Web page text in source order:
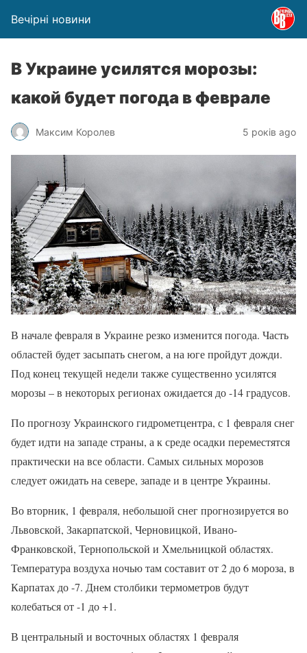
Вечірні новини
В Украине усилятся морозы:
какой будет погода в феврале
Максим Королев 5 років ago
В начале февраля в Украине резко изменится погода. Часть
областей будет засыпать снегом, а на юге пройдут дожди.
Под конец текущей недели также существенно усилятся
морозы – в некоторых регионах ожидается до -14 градусов.
По прогнозу Украинского гидрометцентра, с 1 февраля снег
будет идти на западе страны, а к среде осадки переместятся
практически на все области. Самых сильных морозов
следует ожидать на севере, западе и в центре Украины.
Во вторник, 1 февраля, небольшой снег прогнозируется во
Львовской, Закарпатской, Черновицкой, Ивано-
Франковской, Тернопольской и Хмельницкой областях.
Температура воздуха ночью там составит от 2 до 6 мороза, в
Карпатах до -7. Днем столбики термометров будут
колебаться от -1 до +1.
В центральный и восточных областях 1 февраля